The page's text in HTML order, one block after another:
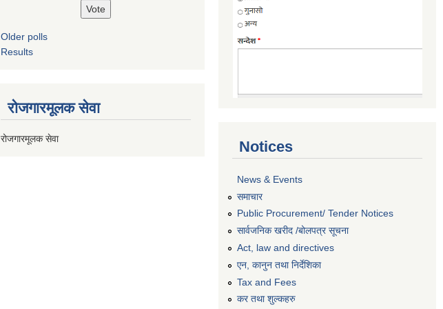
Older polls
Results
रोजगारमूलक सेवा
रोजगारमूलक सेवा Notices
News & Events
समाचार
Public Procurement/ Tender Notices
सार्वजनिक खरीद /बोलपत्र सूचना
Act, law and directives
एन, कानुन तथा निर्देशिका
Tax and Fees
कर तथा शुल्कहरु